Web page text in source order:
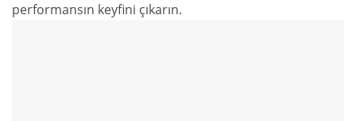
performansın keyfini çıkarın.